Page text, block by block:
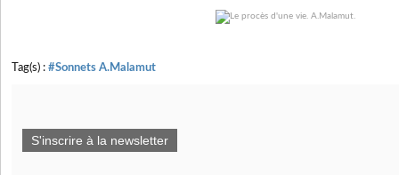
Tag(s) : #Sonnets A.Malamut
S'inscrire à la newsletter